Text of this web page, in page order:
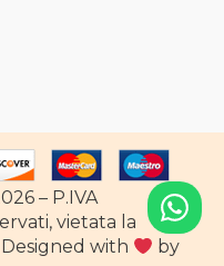
– P.IVA
vietata la
with
by